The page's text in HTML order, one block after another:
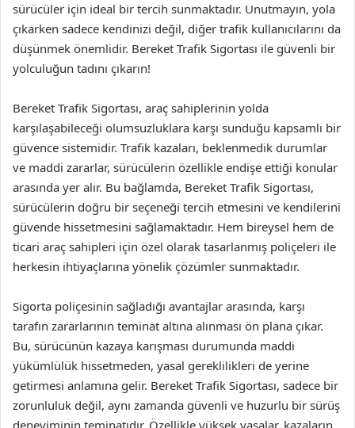
sürücüler için ideal bir tercih sunmaktadır. Unutmayın, yola
çıkarken sadece kendinizi değil, diğer trafik kullanıcılarını da
düşünmek önemlidir. Bereket Trafik Sigortası ile güvenli bir
yolculuğun tadını çıkarın!
Bereket Trafik Sigortası, araç sahiplerinin yolda
karşılaşabileceği olumsuzluklara karşı sunduğu kapsamlı bir
güvence sistemidir. Trafik kazaları, beklenmedik durumlar
ve maddi zararlar, sürücülerin özellikle endişe ettiği konular
arasında yer alır. Bu bağlamda, Bereket Trafik Sigortası,
sürücülerin doğru bir seçeneği tercih etmesini ve kendilerini
güvende hissetmesini sağlamaktadır. Hem bireysel hem de
ticari araç sahipleri için özel olarak tasarlanmış poliçeleri ile
herkesin ihtiyaçlarına yönelik çözümler sunmaktadır.
Sigorta poliçesinin sağladığı avantajlar arasında, karşı
tarafın zararlarının teminat altına alınması ön plana çıkar.
Bu, sürücünün kazaya karışması durumunda maddi
yükümlülük hissetmeden, yasal gereklilikleri de yerine
getirmesi anlamına gelir. Bereket Trafik Sigortası, sadece bir
zorunluluk değil, aynı zamanda güvenli ve huzurlu bir sürüş
deneyiminin teminatıdır. Özellikle yüksek yasalar, kazaların